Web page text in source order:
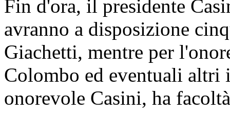
Fin d'ora, il presidente
avranno a disposizione
Giachetti, mentre per
Colombo ed eventuali altri
onorevole Casini, ha